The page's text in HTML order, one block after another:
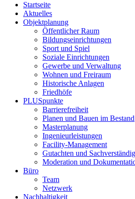
Startseite
Aktuelles
Objektplanung
Öffentlicher Raum
Bildungseinrichtungen
Sport und Spiel
Soziale Einrichtungen
Gewerbe und Verwaltung
Wohnen und Freiraum
Historische Anlagen
Friedhöfe
PLUSpunkte
Barrierefreiheit
Planen und Bauen im Bestand
Masterplanung
Ingenieurleistungen
Facility-Management
Gutachten und
Moderation und
Büro
Team
Netzwerk
Nachhaltigkeit